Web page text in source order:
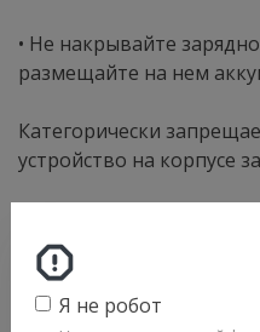
• Не накрывайте
размещайте на нем
Категорически
устройство на корпусе
поврежденную батарею.
• Данное устройство не
Я не робот